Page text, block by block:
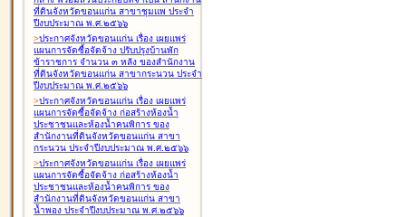
ที่ดินจังหวัดขอนแก่น สาขาชุมแพ ประจำ
ปีงบประมาณ พ.ศ.๒๕๖๖
>ประกาศจังหวัดขอนแก่น เรื่อง เผยแพร่
แผนการจัดซื้อจัดจ้าง ปรับปรุงบ้านพัก
ข้าราชการ จำนวน ๓ หลัง ของสำนักงาน
ที่ดินจังหวัดขอนแก่น สาขากระนวน ประจำ
ปีงบประมาณ พ.ศ.๒๕๖๖
>ประกาศจังหวัดขอนแก่น เรื่อง เผยแพร่
แผนการจัดซื้อจัดจ้าง ก่อสร้างห้องน้ำ
ประชาชนและห้องน้ำคนพิการ ของ
สำนักงานที่ดินจังหวัดขอนแก่น สาขา
กระนวน ประจำปีงบประมาณ พ.ศ.๒๕๖๖
>ประกาศจังหวัดขอนแก่น เรื่อง เผยแพร่
แผนการจัดซื้อจัดจ้าง ก่อสร้างห้องน้ำ
ประชาชนและห้องน้ำคนพิการ ของ
สำนักงานที่ดินจังหวัดขอนแก่น สาขา
น้ำพอง ประจำปีงบประมาณ พ.ศ.๒๕๖๖